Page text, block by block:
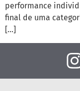
performance
final de uma
[…]